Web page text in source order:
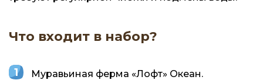
Что входит в набор?
Муравьиная ферма «Лофт» Океан.